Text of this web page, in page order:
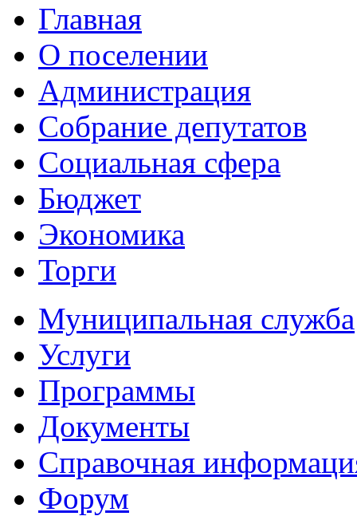
Главная
О поселении
Администрация
Собрание депутатов
Социальная сфера
Бюджет
Экономика
Торги
Муниципальная служба
Услуги
Программы
Документы
Справочная
Форум